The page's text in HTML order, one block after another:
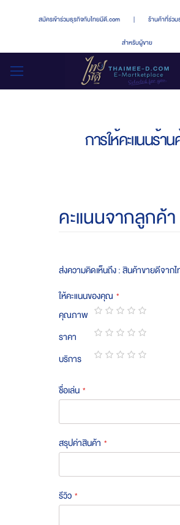
สมัครเข้าร่วมธุรกิจกับไทยมีดี.com | ร้านค้าที่ร่ว
สำหรับผู้ขาย
การให้คะแนนร้า
คะแนนจากลูกค้า
ส่งความคิดเห็นถึง : สินค้าขายดีจาก
ให้คะแนนของคุณ
คุณภาพ
1
star
2
stars
3
stars
4
stars
5
stars
ราคา
1
star
2
stars
3
stars
4
stars
5
stars
บริการ
ชื่อเล่น
สรุปค่าสินค้า
รีวิว